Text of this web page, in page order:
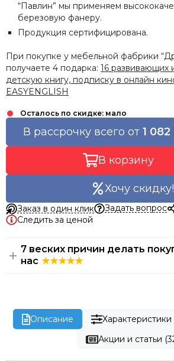
“Павлин” мы применяем
березовую фанеру.
Продукция сертифицирована.
При покупке у мебельной фабрики
получаете 4 подарка: 16 развивающих
детскую книгу, подписку в онлайн
EASYENGLISH
В рассрочку всего от 1
В корзину
Хочу скидку!
Заказ в один клик Задать вопрос
Следить за ценой
7 веских причин делать
нас
Описание Характеристики
Акции и статьи